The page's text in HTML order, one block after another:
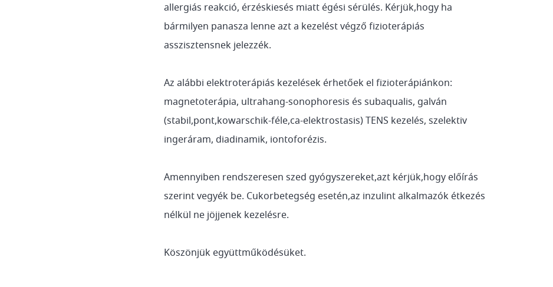
allergiás reakció, érzéskiesés miatt égési sérülés. Kérjük,hogy ha
bármilyen panasza lenne azt a kezelést végző fizioterápiás
asszisztensnek jelezzék.
Az alábbi elektroterápiás kezelések érhetőek el fizioterápiánkon:
magnetoterápia, ultrahang-sonophoresis és subaqualis, galván
(stabil,pont,kowarschik-féle,ca-elektrostasis) TENS kezelés, szelektiv
ingeráram, diadinamik, iontoforézis.
Amennyiben rendszeresen szed gyógyszereket,azt kérjük,hogy előírás
szerint vegyék be. Cukorbetegség esetén,az inzulint alkalmazók étkezés
nélkül ne jöjjenek kezelésre.
Köszönjük együttműködésüket.